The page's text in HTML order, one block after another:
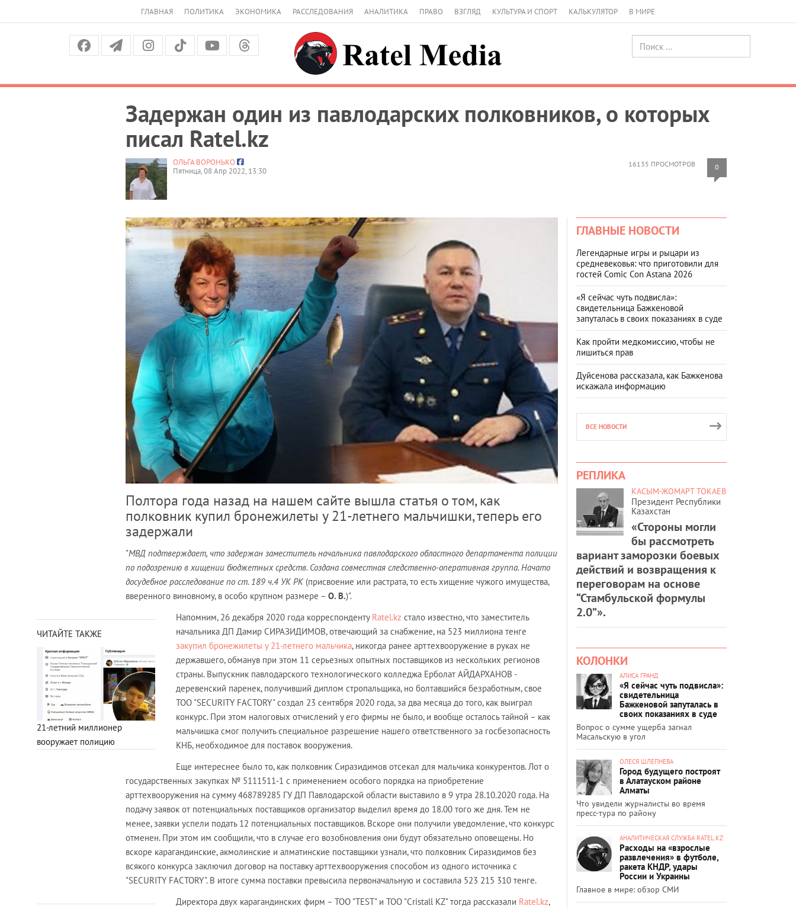
ГЛАВНАЯ ПОЛИТИКА ЭКОНОМИКА РАССЛЕДОВАНИЯ АНАЛИТИКА ПРАВО ВЗГЛЯД КУЛЬТУРА И СПОРТ КАЛЬКУЛЯТОР В МИРЕ
Задержан один из павлодарских полковников, о которых
писал Ratel.kz
16135 ПРОСМОТРОВ 0
ОЛЬГА ВОРОНЬКО
Пятница, 08 Апр 2022, 13:30
Полтора года назад на нашем сайте вышла статья о том, как
полковник купил бронежилеты у 21-летнего мальчишки, теперь его
задержали
"МВД подтверждает, что задержан заместитель начальника павлодарского областного департамента полиции
по подозрению в хищении бюджетных средств. Создана совместная следственно-оперативная группа. Начато
досудебное расследование по ст. 189 ч.4 УК РК (присвоение или растрата, то есть хищение чужого имущества,
вверенного виновному, в особо крупном размере – О. В.)".
ЧИТАЙТЕ ТАКЖЕ
21-летний миллионер
вооружает полицию
Напомним, 26 декабря 2020 года корреспонденту Ratel.kz стало известно, что заместитель
начальника ДП Дамир СИРАЗИДИМОВ, отвечающий за снабжение, на 523 миллиона тенге
закупил бронежилеты у 21-летнего мальчика, никогда ранее арттехвооружение в руках не
державшего, обманув при этом 11 серьезных опытных поставщиков из нескольких регионов
страны. Выпускник павлодарского технологического колледжа Ерболат АЙДАРХАНОВ -
деревенский паренек, получивший диплом стропальщика, но болтавшийся безработным, свое
ТОО "SECURITY FACTORY" создал 23 сентября 2020 года, за два месяца до того, как выиграл
конкурс. При этом налоговых отчислений у его фирмы не было, и вообще осталось тайной – как
мальчишка смог получить специальное разрешение нашего ответственного за госбезопасность
КНБ, необходимое для поставок вооружения.
Еще интереснее было то, как полковник Сиразидимов отсекал для мальчика конкурентов. Лот о
государственных закупках № 5111511-1 с применением особого порядка на приобретение
арттехвооружения на сумму 468789285 ГУ ДП Павлодарской области выставило в 9 утра 28.10.2020 года. На
подачу заявок от потенциальных поставщиков организатор выделил время до 18.00 того же дня. Тем не
менее, заявки успели подать 12 потенциальных поставщиков. Вскоре они получили уведомление, что конкурс
отменен. При этом им сообщили, что в случае его возобновления они будут обязательно оповещены. Но
вскоре карагандинские, акмолинские и алматинские поставщики узнали, что полковник Сиразидимов без
всякого конкурса заключил договор на поставку арттехвооружения способом из одного источника с
"SECURITY FACTORY". В итоге сумма поставки превысила первоначальную и составила 523 215 310 тенге.
Директора двух карагандинских фирм – ТОО "TEST" и ТОО "Cristall KZ" тогда рассказали Ratel.kz,
ГЛАВНЫЕ НОВОСТИ
Легендарные игры и рыцари из
средневековья: что приготовили для
гостей Comic Con Astana 2026
«Я сейчас чуть подвисла»:
свидетельница Бажкеновой
запуталась в своих показаниях в суде
Как пройти медкомиссию, чтобы не
лишиться прав
Дуйсенова рассказала, как Бажкенова
искажала информацию
ВСЕ НОВОСТИ
РЕПЛИКА
КАСЫМ-ЖОМАРТ ТОКАЕВ
Президент Республики
Казахстан
«Стороны могли
бы рассмотреть
вариант заморозки боевых
действий и возвращения к
переговорам на основе
“Стамбульской формулы
2.0”».
КОЛОНКИ
АЛИСА ГРАНД
«Я сейчас чуть подвисла»:
свидетельница
Бажкеновой запуталась в
своих показаниях в суде
Вопрос о сумме ущерба загнал
Масальскую в угол
ОЛЕСЯ ШЛЕПНЕВА
Город будущего построят
в Алатауском районе
Алматы
Что увидели журналисты во время
пресс-тура по району
АНАЛИТИЧЕСКАЯ СЛУЖБА RATEL.KZ
Расходы на «взрослые
развлечения» в футболе,
ракета КНДР, удары
России и Украины
Главное в мире: обзор СМИ